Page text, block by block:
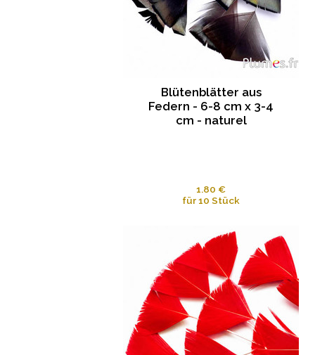
Blütenblätter aus
Federn - 6-8 cm x 3-4
cm - naturel
1.80 €
für 10 Stück